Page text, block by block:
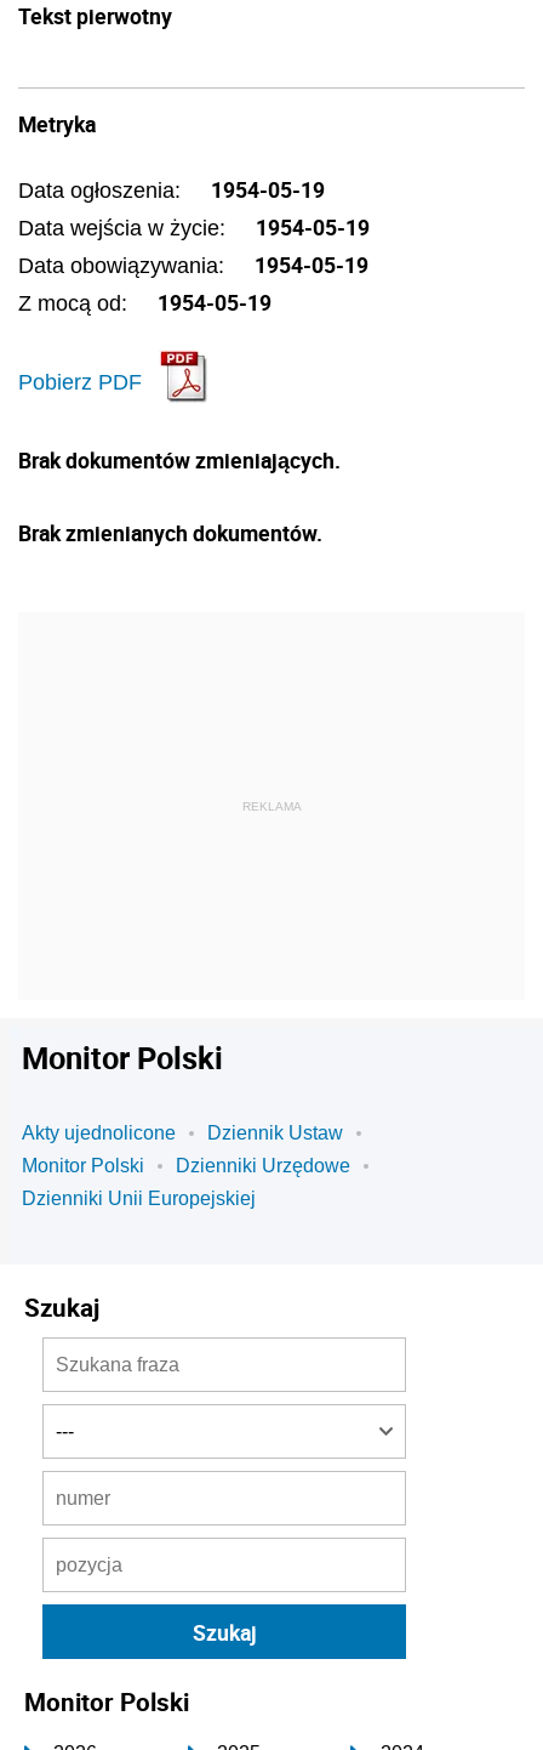
Tekst pierwotny
Metryka
Data ogłoszenia: 1954-05-19
Data wejścia w życie: 1954-05-19
Data obowiązywania: 1954-05-19
Z mocą od: 1954-05-19
Pobierz PDF
Brak dokumentów zmieniających.
Brak zmienianych dokumentów.
Monitor Polski
Akty ujednolicone
Dziennik Ustaw
Monitor Polski
Dzienniki Urzędowe
Dzienniki Unii Europejskiej
Szukaj
Monitor Polski